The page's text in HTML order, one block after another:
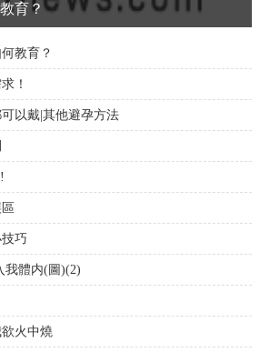
育？
教育？
！
以戴|其他避孕方法
巧
我體内(圖)(2)
火中燒